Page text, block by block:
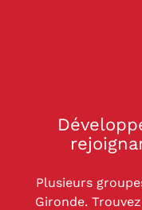
Plusieurs
Gironde.